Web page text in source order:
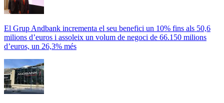
El Grup Andbank incrementa el seu benefici un 10% fins als 50,6
milions d’euros i assoleix un volum de negoci de 66.150 milions
d’euros, un 26,3% més